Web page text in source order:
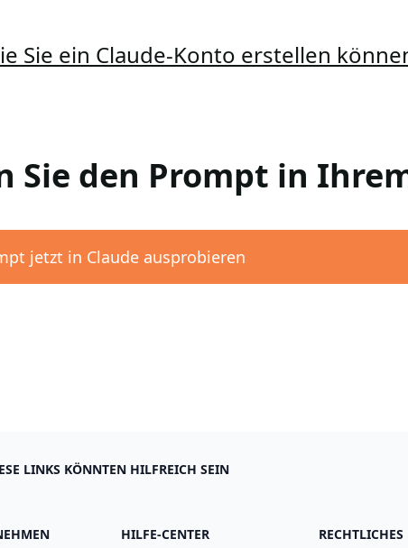
Sie ein Claude-Konto erstellen
Sie den Prompt in
jetzt in Claude ausprobieren
LINKS KÖNNTEN HILFREICH SEIN
HILFE-CENTER RECHTLICHES